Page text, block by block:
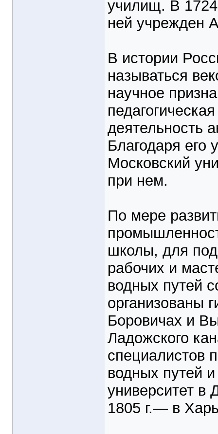
училищ. В 1724
ней учрежден
В истории
называться
научное
деятельность
Благодаря его
Московский
при нем.
По мере
школы, для
рабочих и
водных путей
организованы
Боровичах и
Ладожского
специалистов
водных путей
университет в
1805 г.— в